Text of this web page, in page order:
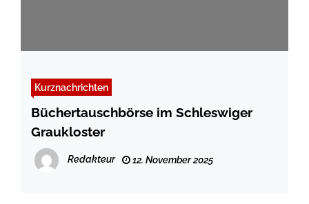
Kurznachrichten
Büchertauschbörse im Schleswiger
Graukloster
Redakteur 12. November 2025